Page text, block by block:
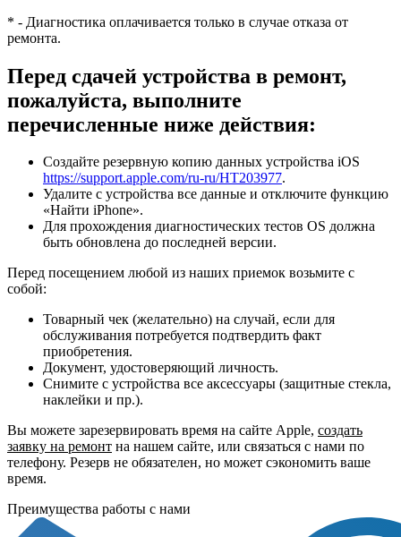
* - Диагностика оплачивается только в случае отказа от
ремонта.
Перед сдачей устройства в ремонт,
пожалуйста, выполните
перечисленные ниже действия:
Создайте резервную копию данных устройства iOS
https://support.apple.com/ru-ru/HT203977.
Удалите с устройства все данные и отключите функцию
«Найти iPhone».
Для прохождения диагностических тестов OS должна
быть обновлена до последней версии.
Перед посещением любой из наших приемок возьмите с
собой:
Товарный чек (желательно) на случай, если для
обслуживания потребуется подтвердить факт
приобретения.
Документ, удостоверяющий личность.
Снимите с устройства все аксессуары (защитные стекла,
наклейки и пр.).
Вы можете зарезервировать время на сайте Apple, создать
заявку на ремонт на нашем сайте, или связаться с нами по
телефону. Резерв не обязателен, но может сэкономить ваше
время.
Преимущества работы с нами